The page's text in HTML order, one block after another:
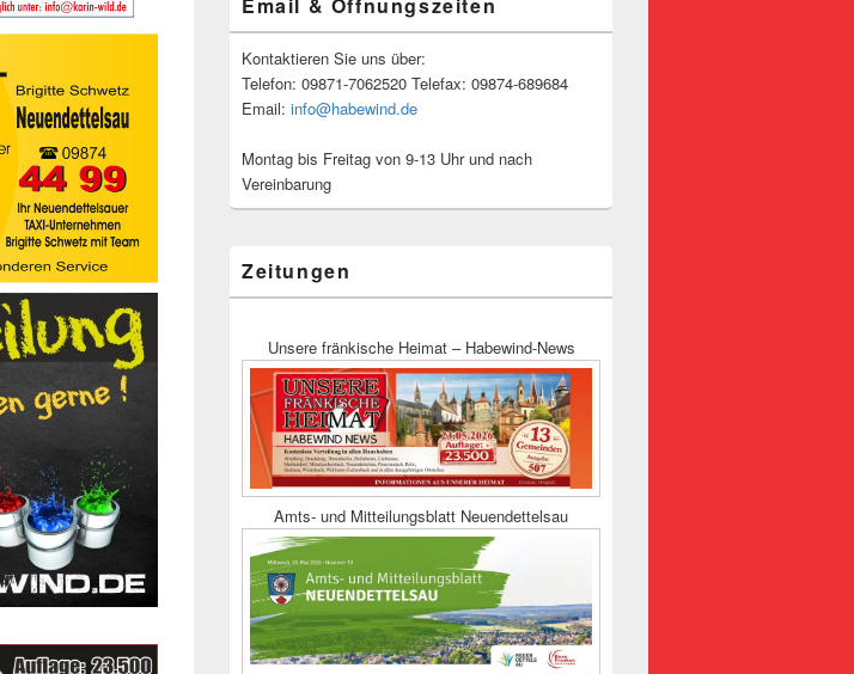
Kontaktieren Sie uns über:
Telefon: 09871-7062520 Telefax: 09874-689684
Email: info@habewind.de
Montag bis Freitag von 9-13 Uhr und nach
Vereinbarung
Zeitungen
Unsere fränkische Heimat – Habewind-News
Amts- und Mitteilungsblatt Neuendettelsau